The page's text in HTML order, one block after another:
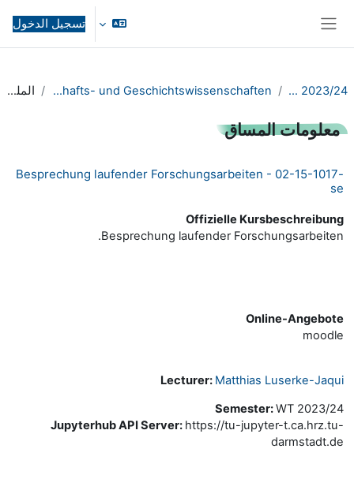
تسجيل الدخول
WiSe 2023/24
FB02 Gesellschafts- und Geschichtswissenschaften الملخص
معلومات المساق
Besprechung laufender Forschungsarbeiten - 02-15-1017-
se
Offizielle Kursbeschreibung
Besprechung laufender Forschungsarbeiten.
Online-Angebote
moodle
Lecturer: Matthias Luserke-Jaqui
Semester:WT 2023/24
Jupyterhub API Server: https://tu-jupyter-t.ca.hrz.tu-
darmstadt.de